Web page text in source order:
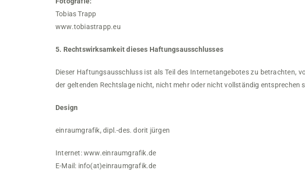
Tobias Trapp
www.tobiastrapp.eu
5. Rechtswirksamkeit dieses Haftungsausschlusses
Dieser Haftungsausschluss ist als Teil des Internetangebotes zu betrachten,
der geltenden Rechtslage nicht, nicht mehr oder nicht vollständig
Design
einraumgrafik, dipl.-des. dorit jürgen
Internet:www.einraumgrafik.de
E-Mail: info(at)einraumgrafik.de